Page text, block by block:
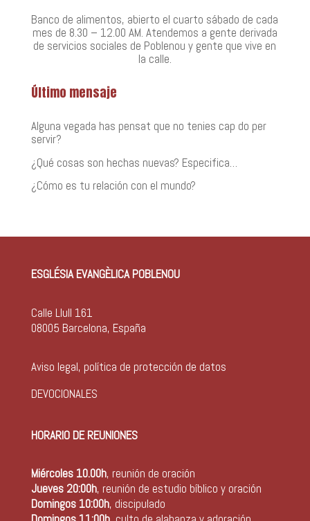
Banco de alimentos, abierto el cuarto sábado de cada
mes de 8.30 – 12.00 AM. Atendemos a gente derivada
de servicios sociales de Poblenou y gente que vive en
la calle.
Último mensaje
Alguna vegada has pensat que no tenies cap do per
servir?
¿Qué cosas son hechas nuevas? Especifica…
¿Cómo es tu relación con el mundo?
ESGLÉSIA EVANGÈLICA POBLENOU
Calle Llull 161
08005 Barcelona, España
Aviso legal, política de protección de datos
DEVOCIONALES
HORARIO DE REUNIONES
Miércoles 10.00h, reunión de oración
Jueves 20:00h, reunión de estudio bíblico y oración
Domingos 10:00h, discipulado